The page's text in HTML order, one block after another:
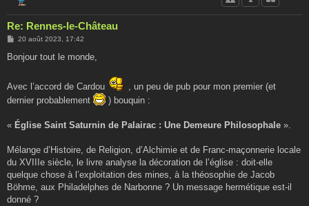
Re: Rennes-le-Château
M
s
e
20 août 2023, 17:42
Bonjour tout le monde,
Avec l’accord de Cardou
, un peu de pub pour mon premier (et
dernier probablement
) bouquin :
« Église Saint Saturnin de Palairac : Une Demeure Philosophale ».
Mélange d’Histoire, de Religion, d’Alchimie et de Franc-maçonnerie locale
du XVIIIe siècle, le livre analyse la décoration de l’église : doit-elle
quelque chose à l’exploitation des mines, à la théosophie de Jacob
Böhme, aux Philadelphes de Narbonne ? Un message hermétique est-il
donné ?